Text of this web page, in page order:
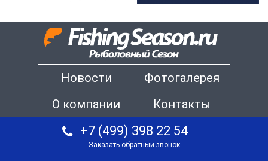
Новости
Фотогалерея
О компании
Контакты
+7 (499) 398 22 54
Заказать обратный звонок